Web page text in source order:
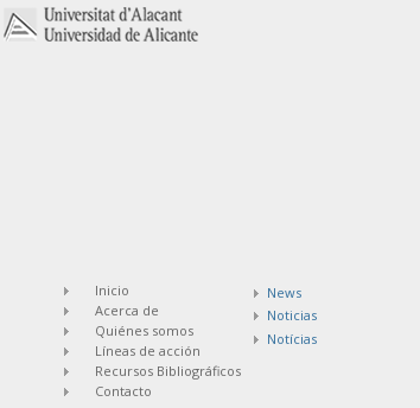
News
Noticias
Notícias
Inicio
Acerca de
Quiénes somos
Líneas de acción
Recursos Bibliográficos
Contacto